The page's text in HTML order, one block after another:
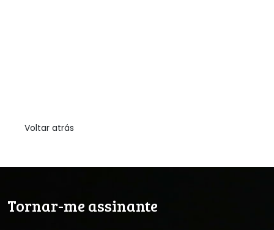
Voltar atrás
Tornar-me assinante